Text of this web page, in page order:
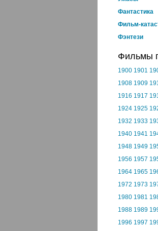
Фантастика
Фильм-
Фэнтези
Фильмы
1900 1901
1908 1909
1916 1917
1924 1925
1932 1933
1940 1941
1948 1949
1956 1957
1964 1965
1972 1973
1980 1981
1988 1989
1996 1997